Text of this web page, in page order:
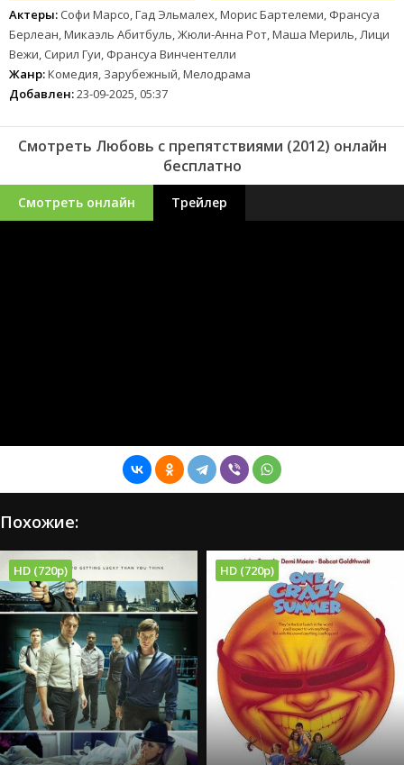
Актеры: Софи Марсо, Гад Эльмалех, Морис Бартелеми, Франсуа
Берлеан, Микаэль Абитбуль, Жюли-Анна Рот, Маша Мериль, Лици
Вежи, Сирил Гуи, Франсуа Винчентелли
Жанр:Комедия, Зарубежный, Мелодрама
Добавлен:23-09-2025, 05:37
Смотреть Любовь с препятствиями (2012) онлайн
бесплатно
Смотреть онлайн Трейлер
Похожие:
HD (720p) HD (720p)